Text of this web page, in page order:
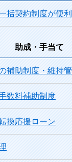
括契約制度が便
助成・手当て
補助制度・維持
数料補助制度
換応援ローン